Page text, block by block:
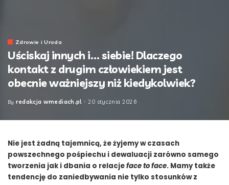
Zdrowie i Uroda
Uściskaj innych i… siebie! Dlaczego
kontakt z drugim człowiekiem jest
obecnie ważniejszy niż kiedykolwiek?
Posted
By redakcja wmediach.pl 20 stycznia 2026
Nie jest żadną tajemnicą, że żyjemy w czasach
powszechnego pośpiechu i dewaluacji zarówno samego
tworzenia jak i dbania o relacjeface to face. Mamy także
tendencję do zaniedbywania nie tylko stosunków z